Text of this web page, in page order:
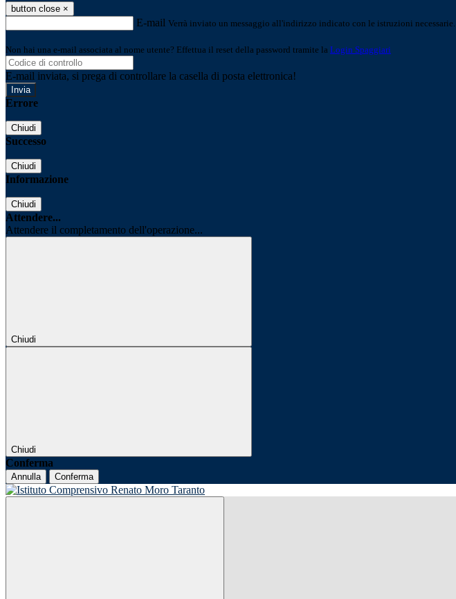
button close ×
E-mail Verrà inviato un messaggio all'indirizzo indicato con le istruzioni necessarie.
Non hai una e-mail associata al nome utente? Effettua il reset della password tramite la Login Spaggiari
E-mail inviata, si prega di controllare la casella di posta elettronica!
Errore
Chiudi
Successo
Chiudi
Informazione
Chiudi
Attendere...
Attendere il completamento dell'operazione...
Chiudi
Chiudi
Conferma
Annulla Conferma